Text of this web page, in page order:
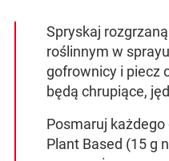
Spryskaj
roślinnym w
gofrownicy i piecz
będą chrupiące,
Posmaruj
Plant Based (15 g